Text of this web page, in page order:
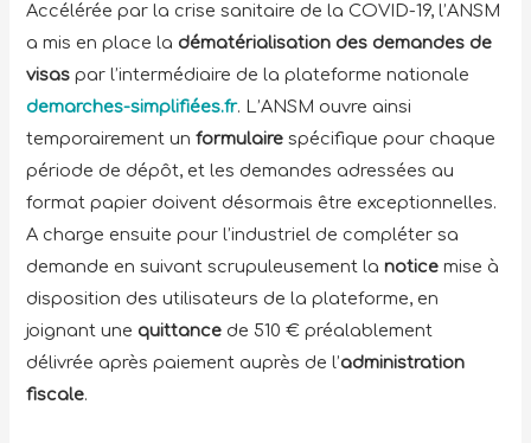
Accélérée par la crise sanitaire de la COVID-19, l’ANSM
a mis en place la dématérialisation des demandes de
visas par l’intermédiaire de la plateforme nationale
demarches-simplifiées.fr. L’ANSM ouvre ainsi
temporairement unformulaire spécifique pour chaque
période de dépôt, et les demandes adressées au
format papier doivent désormais être exceptionnelles.
A charge ensuite pour l’industriel de compléter sa
demande en suivant scrupuleusement lanotice mise à
disposition des utilisateurs de la plateforme, en
joignant une quittance de 510 € préalablement
délivrée après paiement auprès de l’administration
fiscale.